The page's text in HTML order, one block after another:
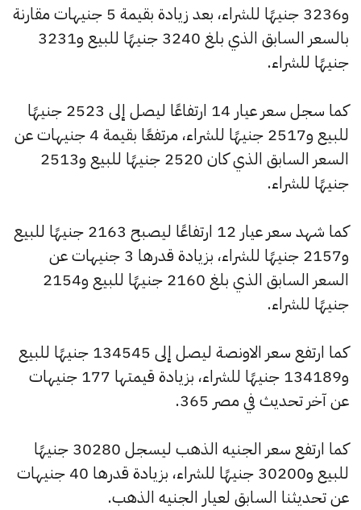
و3236 جنيهًا للشراء، بعد زيادة بقيمة 5 جنيهات مقارنة
بالسعر السابق الذي بلغ 3240 جنيهًا للبيع و3231
جنيهًا للشراء.
كما سجل سعر عيار 14 ارتفاعًا ليصل إلى 2523 جنيهًا
للبيع و2517 جنيهًا للشراء، مرتفعًا بقيمة 4 جنيهات عن
السعر السابق الذي كان 2520 جنيهًا للبيع و2513
جنيهًا للشراء.
كما شهد سعر عيار 12 ارتفاعًا ليصبح 2163 جنيهًا للبيع
و2157 جنيهًا للشراء، بزيادة قدرها 3 جنيهات عن
السعر السابق الذي بلغ 2160 جنيهًا للبيع و2154
جنيهًا للشراء.
كما ارتفع سعر الاونصة ليصل إلى 134545 جنيهًا للبيع
و134189 جنيهًا للشراء، بزيادة قيمتها 177 جنيهات
عن آخر تحديث في مصر 365.
كما ارتفع سعر الجنيه الذهب ليسجل 30280 جنيهًا
للبيع و30200 جنيهًا للشراء، بزيادة قدرها 40 جنيهات
عن تحديثنا السابق لعيار الجنيه الذهب.